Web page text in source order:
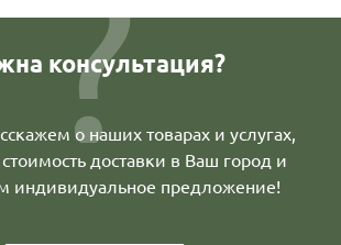
консультация?
о наших товарах и услугах,
доставки в Ваш город и
индивидуальное предложение!